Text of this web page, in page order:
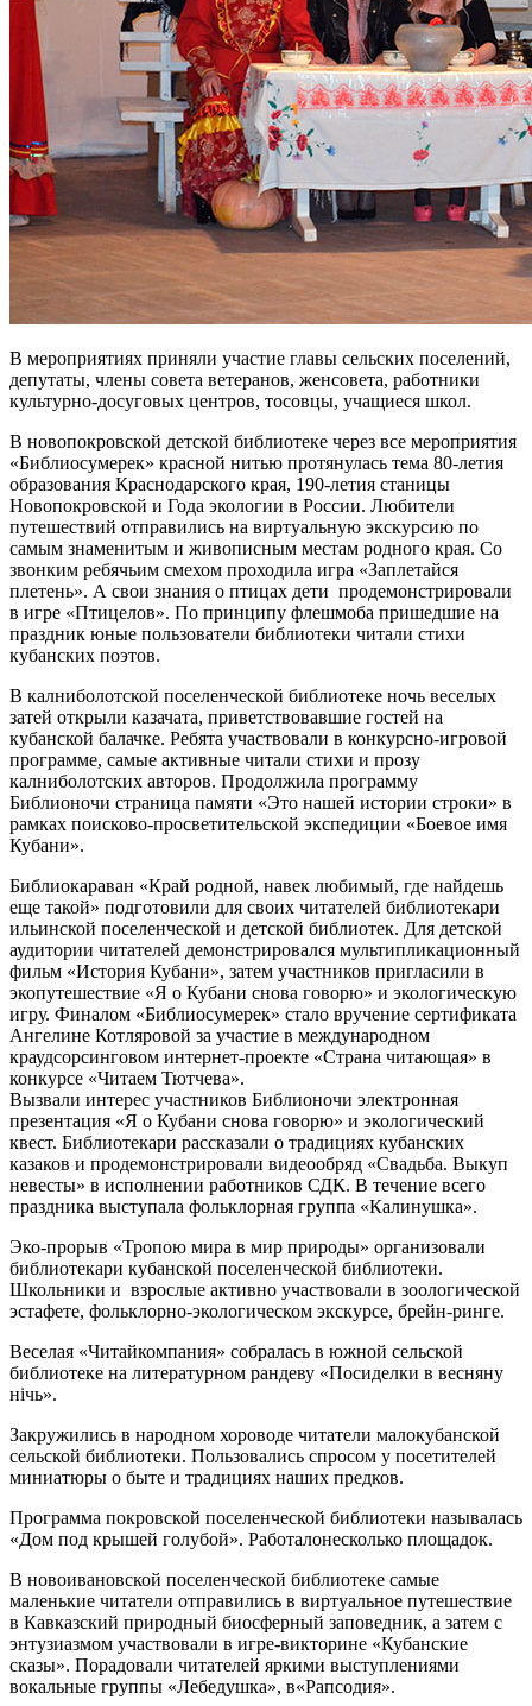
В мероприятиях приняли участие главы сельских поселений,
депутаты, члены совета ветеранов, женсовета, работники
культурно-досуговых центров, тосовцы, учащиеся школ.
В новопокровской детской библиотеке через все мероприятия
«Библиосумерек» красной нитью протянулась тема 80-летия
образования Краснодарского края, 190-летия станицы
Новопокровской и Года экологии в России. Любители
путешествий отправились на виртуальную экскурсию по
самым знаменитым и живописным местам родного края. Со
звонким ребячьим смехом проходила игра «Заплетайся
плетень». А свои знания о птицах дети продемонстрировали
в игре «Птицелов». По принципу флешмоба пришедшие на
праздник юные пользователи библиотеки читали стихи
кубанских поэтов.
В калниболотской поселенческой библиотеке ночь веселых
затей открыли казачата, приветствовавшие гостей на
кубанской балачке. Ребята участвовали в конкурсно-игровой
программе, самые активные читали стихи и прозу
калниболотских авторов. Продолжила программу
Библионочи страница памяти «Это нашей истории строки» в
рамках поисково-просветительской экспедиции «Боевое имя
Кубани».
Библиокараван «Край родной, навек любимый, где найдешь
еще такой» подготовили для своих читателей библиотекари
ильинской поселенческой и детской библиотек. Для детской
аудитории читателей демонстрировался мультипликационный
фильм «История Кубани», затем участников пригласили в
экопутешествие «Я о Кубани снова говорю» и экологическую
игру. Финалом «Библиосумерек» стало вручение сертификата
Ангелине Котляровой за участие в международном
краудсорсинговом интернет-проекте «Страна читающая» в
конкурсе «Читаем Тютчева».
Вызвали интерес участников Библионочи электронная
презентация «Я о Кубани снова говорю» и экологический
квест. Библиотекари рассказали о традициях кубанских
казаков и продемонстрировали видеообряд «Свадьба. Выкуп
невесты» в исполнении работников СДК. В течение всего
праздника выступала фольклорная группа «Калинушка».
Эко-прорыв «Тропою мира в мир природы» организовали
библиотекари кубанской поселенческой библиотеки.
Школьники и взрослые активно участвовали в зоологической
эстафете, фольклорно-экологическом экскурсе, брейн-ринге.
Веселая «Читайкомпания» собралась в южной сельской
библиотеке на литературном рандеву «Посиделки в весняну
нiчь».
Закружились в народном хороводе читатели малокубанской
сельской библиотеки. Пользовались спросом у посетителей
миниатюры о быте и традициях наших предков.
Программа покровской поселенческой библиотеки называлась
«Дом под крышей голубой». Работалонесколько площадок.
В новоивановской поселенческой библиотеке самые
маленькие читатели отправились в виртуальное путешествие
в Кавказский природный биосферный заповедник, а затем с
энтузиазмом участвовали в игре-викторине «Кубанские
сказы». Порадовали читателей яркими выступлениями
вокальные группы «Лебедушка», в«Рапсодия».